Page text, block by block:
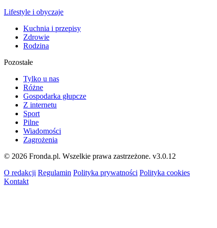
Lifestyle i obyczaje
Kuchnia i przepisy
Zdrowie
Rodzina
Pozostałe
Tylko u nas
Różne
Gospodarka głupcze
Z internetu
Sport
Pilne
Wiadomości
Zagrożenia
© 2026 Fronda.pl. Wszelkie prawa zastrzeżone. v3.0.12
O redakcji Regulamin Polityka prywatności Polityka cookies
Kontakt